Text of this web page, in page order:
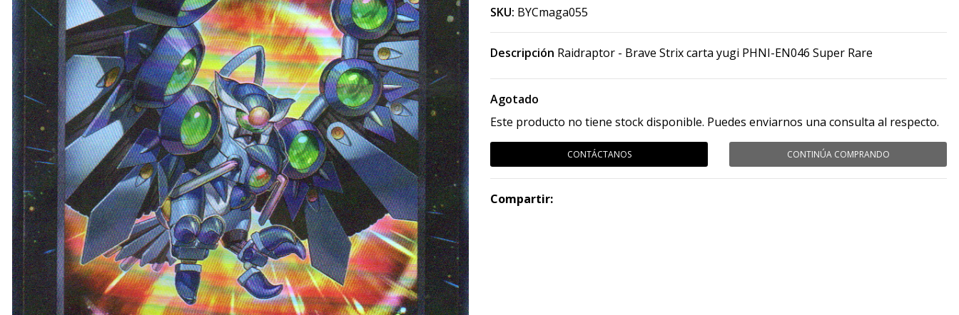
SKU: BYCmaga055
Descripción Raidraptor - Brave Strix carta yugi PHNI-EN046 Super Rare
Agotado
Este producto no tiene stock disponible. Puedes enviarnos una consulta al respecto.
CONTÁCTANOS CONTINÚA COMPRANDO
Compartir: